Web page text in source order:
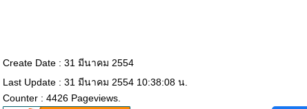
Create Date : 31 มีนาคม 2554
Last Update : 31 มีนาคม 2554 10:38:08 น.
Counter : 4426 Pageviews.